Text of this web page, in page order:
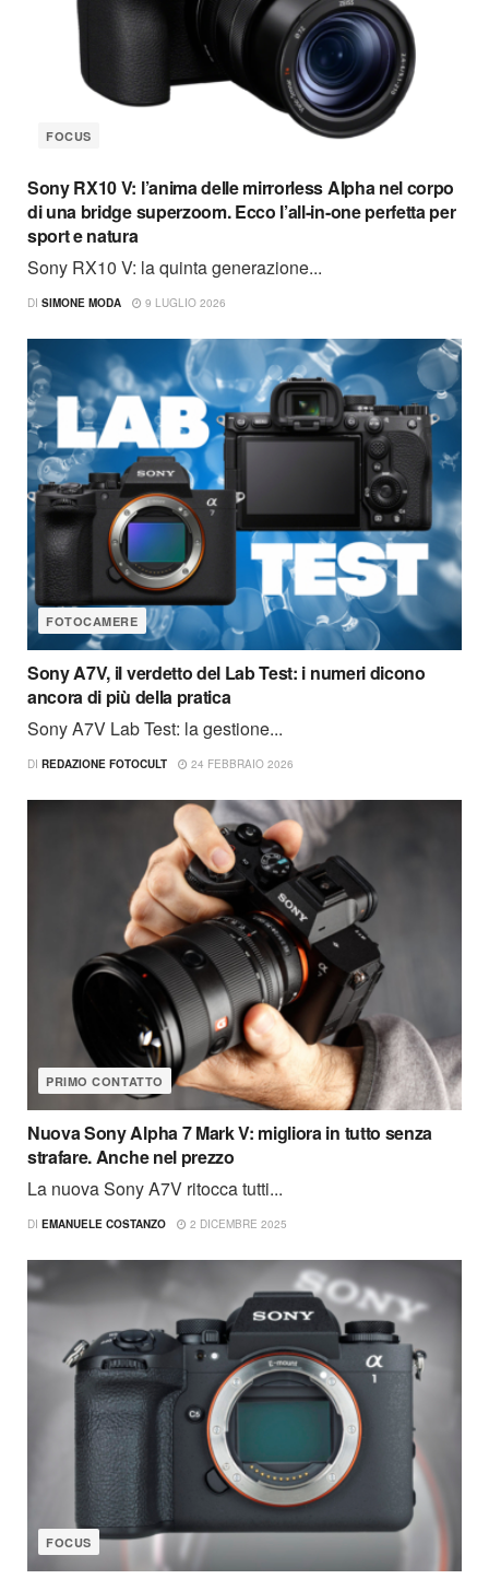
FOCUS
Sony RX10 V: l’anima delle mirrorless Alpha nel corpo
di una bridge superzoom. Ecco l’all-in-one perfetta per
sport e natura
Sony RX10 V: la quinta generazione...
DI SIMONE MODA 9 LUGLIO 2026
FOTOCAMERE
Sony A7V, il verdetto del Lab Test: i numeri dicono
ancora di più della pratica
Sony A7V Lab Test: la gestione...
DI REDAZIONE FOTOCULT 24 FEBBRAIO 2026
PRIMO CONTATTO
Nuova Sony Alpha 7 Mark V: migliora in tutto senza
strafare. Anche nel prezzo
La nuova Sony A7V ritocca tutti...
DI EMANUELE COSTANZO 2 DICEMBRE 2025
FOCUS